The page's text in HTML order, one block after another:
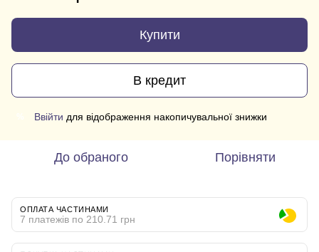
Купити
В кредит
Ввійти для відображення накопичувальної знижки
До обраного Порівняти
ОПЛАТА ЧАСТИНАМИ
7 платежів по 210.71 грн